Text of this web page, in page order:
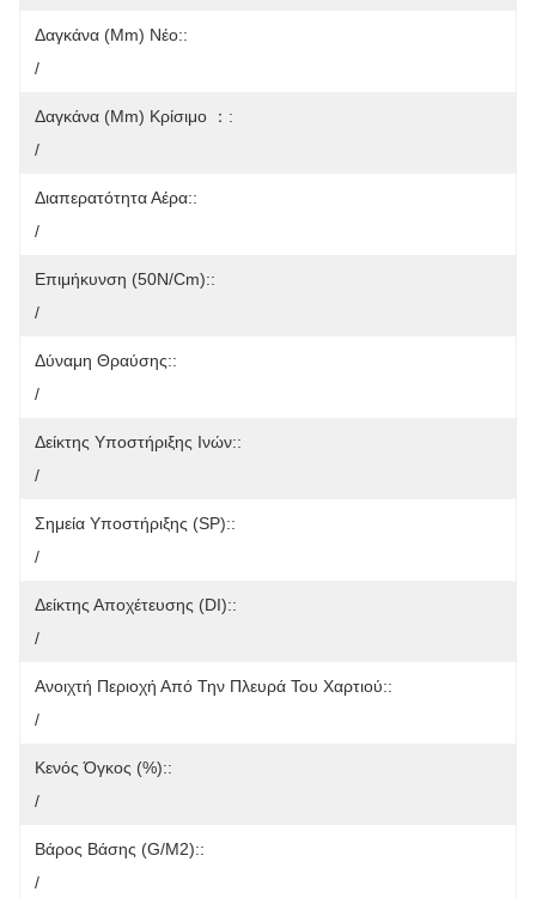
Δαγκάνα (mm) Νέο::
/
Δαγκάνα (mm) Κρίσιμο ：:
/
Διαπερατότητα Αέρα::
/
Επιμήκυνση (50N/cm)::
/
Δύναμη Θραύσης::
/
Δείκτης Υποστήριξης Ινών::
/
Σημεία Υποστήριξης (SP)::
/
Δείκτης Αποχέτευσης (DI)::
/
Ανοιχτή Περιοχή Από Την Πλευρά Του Χαρτιού::
/
Κενός Όγκος (%)::
/
Βάρος Βάσης (g/m2)::
/